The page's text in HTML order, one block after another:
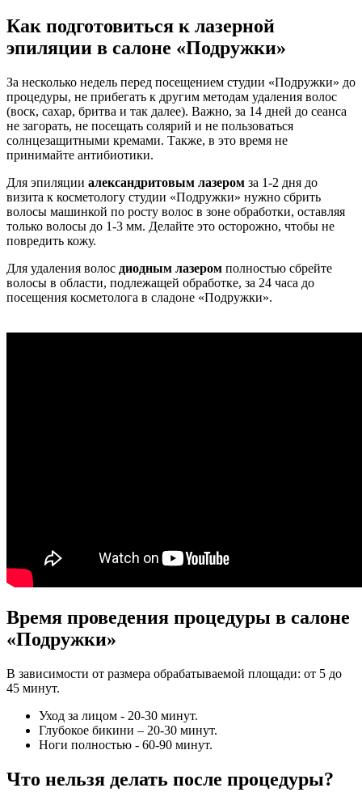
Как подготовиться к лазерной
эпиляции в салоне «Подружки»
За несколько недель перед посещением студии «Подружки» до
процедуры, не прибегать к другим методам удаления волос
(воск, сахар, бритва и так далее). Важно, за 14 дней до сеанса
не загорать, не посещать солярий и не пользоваться
солнцезащитными кремами. Также, в это время не
принимайте антибиотики.
Для эпиляции александритовым лазером за 1-2 дня до
визита к косметологу студии «Подружки» нужно сбрить
волосы машинкой по росту волос в зоне обработки, оставляя
только волосы до 1-3 мм. Делайте это осторожно, чтобы не
повредить кожу.
Для удаления волос диодным лазером полностью сбрейте
волосы в области, подлежащей обработке, за 24 часа до
посещения косметолога в сладоне «Подружки».
Время проведения процедуры в салоне
«Подружки»
В зависимости от размера обрабатываемой площади: от 5 до
45 минут.
Уход за лицом - 20-30 минут.
Глубокое бикини – 20-30 минут.
Ноги полностью - 60-90 минут.
Что нельзя делать после процедуры?